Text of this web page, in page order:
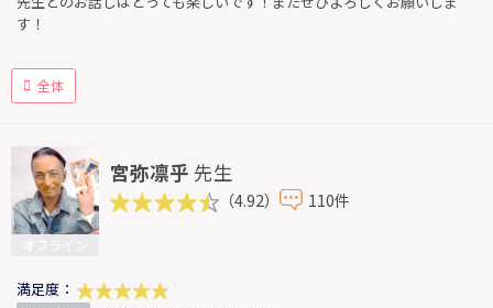
す！
全体
宮弥凛乎 先生
（4.92） 110件
満足度：